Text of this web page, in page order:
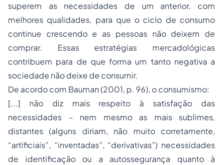
superem as necessidades de um anterior, com
melhores qualidades, para que o ciclo de consumo
continue crescendo e as pessoas não deixem de
comprar. Essas estratégias mercadológicas
contribuem para de que forma um tanto negativa a
sociedade não deixe de consumir.
De acordo com Bauman (2001, p. 96), o consumismo:
[...] não diz mais respeito à satisfação das
necessidades – nem mesmo as mais sublimes,
distantes (alguns diriam, não muito corretamente,
“artificiais”, “inventadas”, “derivativas”) necessidades
de identificação ou a autossegurança quanto à